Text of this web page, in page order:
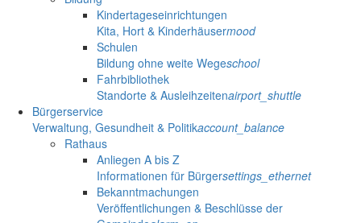
Kindertageseinrichtungen
Kita, Hort & Kinderhäusermood
Schulen
Bildung ohne weite Wegeschool
Fahrbibliothek
Standorte & Ausleihzeitenairport_shuttle
Bürgerservice
Verwaltung, Gesundheit & Politikaccount_balance
Rathaus
Anliegen A bis Z
Informationen für Bürgersettings_ethernet
Bekanntmachungen
Veröffentlichungen & Beschlüsse der